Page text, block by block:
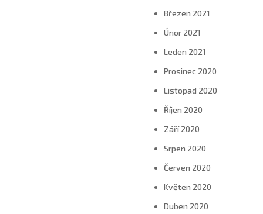
Březen 2021
Únor 2021
Leden 2021
Prosinec 2020
Listopad 2020
Říjen 2020
Září 2020
Srpen 2020
Červen 2020
Květen 2020
Duben 2020